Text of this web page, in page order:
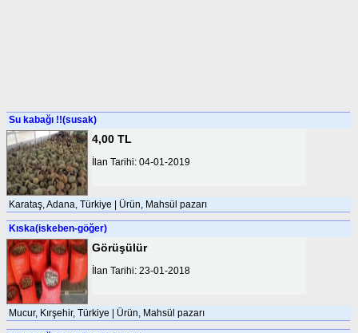
Su kabağı !!(susak)
4,00 TL
İlan Tarihi: 04-01-2019
Karataş, Adana, Türkiye | Ürün, Mahsül pazarı
Kıska(iskeben-göğer)
Görüşülür
İlan Tarihi: 23-01-2018
Mucur, Kırşehir, Türkiye | Ürün, Mahsül pazarı